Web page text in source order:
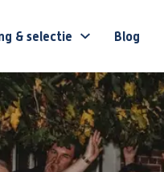
& selectie Blog